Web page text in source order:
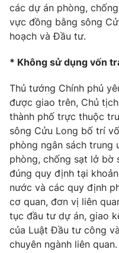
VTV Money
Thị trường 24h
VTV4
VTV9
Liên hệ tòa soạn
THỜI BÁO VTV
các dự án phòng,
vực đồng bằng sông
hoạch và Đầu tư.
* Không sử dụng vốn
Thủ tướng Chính phủ
được giao trên, Chủ
thành phố trực thuộc
sông Cửu Long bố trí
phòng ngân sách trung
phòng, chống sạt lở bờ
đúng quy định tại
nước và các quy định
cơ quan, đơn vị liên
tục đầu tư dự án, giao
của Luật Đầu tư công
chuyên ngành liên quan.